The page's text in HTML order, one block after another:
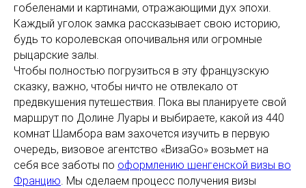
гобеленами и картинами, отражающими дух эпохи.
Каждый уголок замка рассказывает свою историю,
будь то королевская опочивальня или огромные
рыцарские залы.
Чтобы полностью погрузиться в эту французскую
сказку, важно, чтобы ничто не отвлекало от
предвкушения путешествия. Пока вы планируете свой
маршрут по Долине Луары и выбираете, какой из 440
комнат Шамбора вам захочется изучить в первую
очередь, визовое агентство «ВизаGo» возьмет на
себя все заботы по оформлению шенгенской визы во
Францию . Мы сделаем процесс получения визы